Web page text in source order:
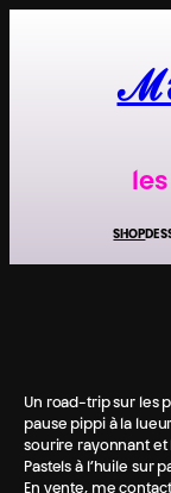
SHOP
Un road-trip sur les
pause pippi à la
sourire rayonnant et
Pastels à l’huile sur
En vente, me